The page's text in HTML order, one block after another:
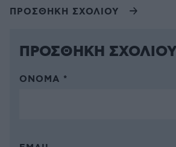
ΠΡΟΣΘΗΚΗ ΣΧΟΛΙΟΥ
ΠΡΟΣΘΗΚΗ ΣΧΟΛΙΟΥ
ΌΝΟΜΑ *